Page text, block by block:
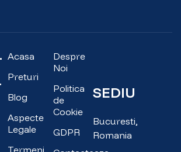
Acasa
Preturi
Blog
Aspecte
Legale
Termeni
Despre
Noi
Politica
de
Cookie
GDPR
SEDIU
Bucuresti,
Romania